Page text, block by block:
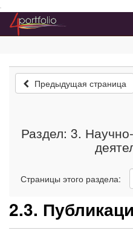
Преейти на главное меню
Предыдущая страница
Раздел: 3.
Страницы этого раздела:
2.3.